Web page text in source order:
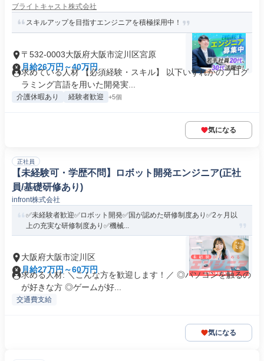
ブライトキャスト株式会社
スキルアップを目指すエンジニアを積極採用中！
〒532-0003大阪府大阪市淀川区宮原
月給26万円～40万円
求めている人材 【必須経験・スキル】 以下いずれかのプログ
ラミング言語を用いた開発実...
介護休暇あり 経験者歓迎 +5個
気になる
正社員
【未経験可・学歴不問】ロボット開発エンジニア(正社
員/基礎研修あり)
​infront株式会社
✅未経験者歓迎✅ロボット開発✅国が認めた研修制度あり✅2ヶ月以
上の充実な研修制度あり✅機械...
大阪府大阪市淀川区
月給27万円～60万円
求める人材: ＼こんな方を歓迎します！／ ◎パソコンを触るの
が好きな方 ◎ゲームが好...
交通費支給
気になる